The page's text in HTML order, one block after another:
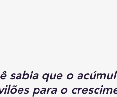
sabia que o
para o